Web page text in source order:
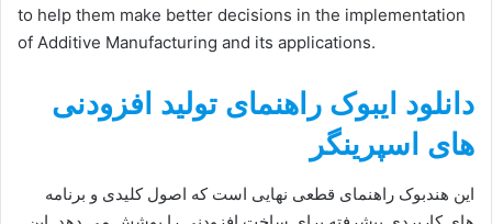
to help them make better decisions in the implementation
of Additive Manufacturing and its applications.
دانلود ایبوک راهنمای تولید افزودنی
های اسپرینگر
این هندبوک راهنمای قطعی نهایی است که اصول کلیدی و برنامه